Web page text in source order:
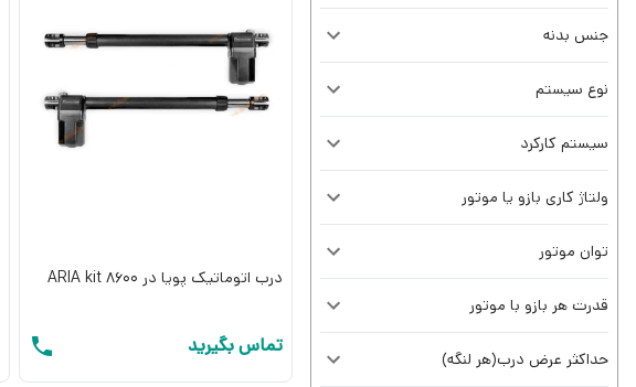
جنس بدنه
نوع سیستم
سیستم کارکرد
ولتاژ کاری بازو یا موتور
توان موتور
قدرت هر بازو با موتور
حداکثر عرض درب(هر لنگه)
درب اتوماتیک پویا در ARIA kit 8600
تماس بگیرید